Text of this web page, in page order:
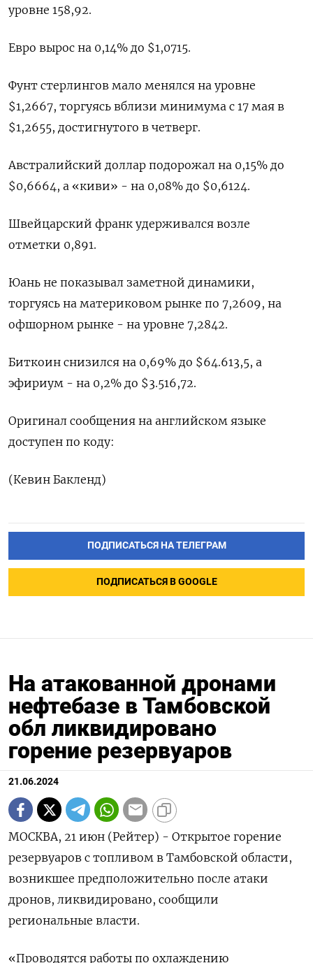
уровне 158,92.
Евро вырос на 0,14% до $1,0715.
Фунт стерлингов мало менялся на уровне
$1,2667, торгуясь вблизи минимума с 17 мая в
$1,2655, достигнутого в четверг.
Австралийский доллар подорожал на 0,15% до
$0,6664, а «киви» - на 0,08% до $0,6124.
Швейцарский франк удерживался возле
отметки 0,891.
Юань не показывал заметной динамики,
торгуясь на материковом рынке по 7,2609, на
офшорном рынке - на уровне 7,2842.
Биткоин снизился на 0,69% до $64.613,5, а
эфириум - на 0,2% до $3.516,72.
Оригинал сообщения на английском языке
доступен по коду:
(Кевин Бакленд)
ПОДПИСАТЬСЯ НА ТЕЛЕГРАМ
ПОДПИСАТЬСЯ В GOOGLE
На атакованной дронами
нефтебазе в Тамбовской
обл ликвидировано
горение резервуаров
21.06.2024
МОСКВА, 21 июн (Рейтер) - Открытое горение
резервуаров с топливом в Тамбовской области,
возникшее предположительно после атаки
дронов, ликвидировано, сообщили
региональные власти.
«Проводятся работы по охлаждению